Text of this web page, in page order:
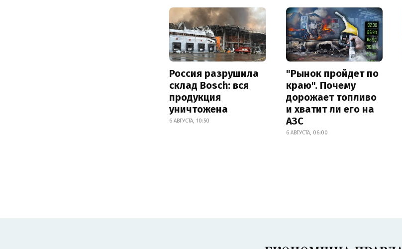
Россия разрушила
склад Bosch: вся
продукция
уничтожена
6 АВГУСТА, 10:50
"Рынок пройдет по
краю". Почему
дорожает топливо
и хватит ли его на
АЗС
6 АВГУСТА, 06:00